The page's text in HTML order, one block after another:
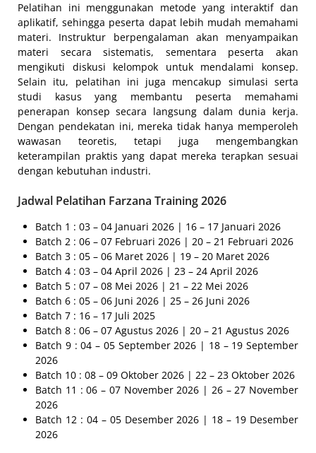
Pelatihan ini menggunakan metode yang interaktif dan
aplikatif, sehingga peserta dapat lebih mudah memahami
materi. Instruktur berpengalaman akan menyampaikan
materi secara sistematis, sementara peserta akan
mengikuti diskusi kelompok untuk mendalami konsep.
Selain itu, pelatihan ini juga mencakup simulasi serta
studi kasus yang membantu peserta memahami
penerapan konsep secara langsung dalam dunia kerja.
Dengan pendekatan ini, mereka tidak hanya memperoleh
wawasan teoretis, tetapi juga mengembangkan
keterampilan praktis yang dapat mereka terapkan sesuai
dengan kebutuhan industri.
Jadwal Pelatihan Farzana Training 2026
Batch 1 : 03 – 04 Januari 2026 | 16 – 17 Januari 2026
Batch 2 : 06 – 07 Februari 2026 | 20 – 21 Februari 2026
Batch 3 : 05 – 06 Maret 2026 | 19 – 20 Maret 2026
Batch 4 : 03 – 04 April 2026 | 23 – 24 April 2026
Batch 5 : 07 – 08 Mei 2026 | 21 – 22 Mei 2026
Batch 6 : 05 – 06 Juni 2026 | 25 – 26 Juni 2026
Batch 7 : 16 – 17 Juli 2025
Batch 8 : 06 – 07 Agustus 2026 | 20 – 21 Agustus 2026
Batch 9 : 04 – 05 September 2026 | 18 – 19 September
2026
Batch 10 : 08 – 09 Oktober 2026 | 22 – 23 Oktober 2026
Batch 11 : 06 – 07 November 2026 | 26 – 27 November
2026
Batch 12 : 04 – 05 Desember 2026 | 18 – 19 Desember
2026